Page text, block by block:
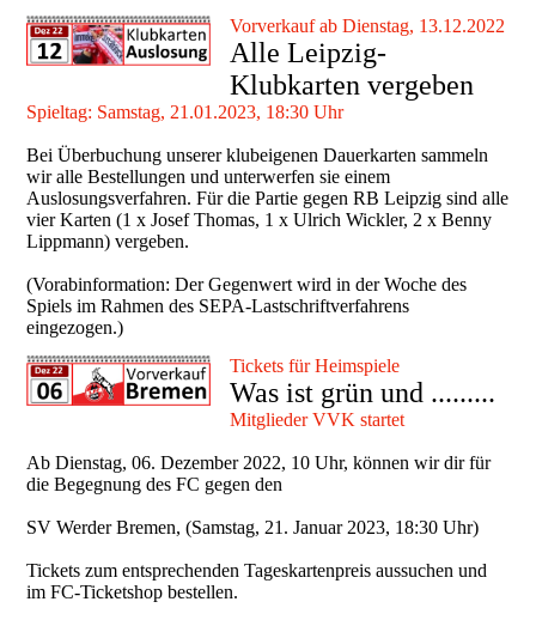
Vorverkauf ab Dienstag, 13.12.2022
Alle Leipzig-
Klubkarten vergeben
Spieltag: Samstag, 21.01.2023, 18:30 Uhr
Bei Überbuchung unserer klubeigenen Dauerkarten sammeln
wir alle Bestellungen und unterwerfen sie einem
Auslosungsverfahren. Für die Partie gegen RB Leipzig sind alle
vier Karten (1 x Josef Thomas, 1 x Ulrich Wickler, 2 x Benny
Lippmann) vergeben.
(Vorabinformation: Der Gegenwert wird in der Woche des
Spiels im Rahmen des SEPA-Lastschriftverfahrens
eingezogen.)
Tickets für Heimspiele
Was ist grün und .........
Mitglieder VVK startet
Ab Dienstag, 06. Dezember 2022, 10 Uhr, können wir dir für
die Begegnung des FC gegen den
SV Werder Bremen, (Samstag, 21. Januar 2023, 18:30 Uhr)
Tickets zum entsprechenden Tageskartenpreis aussuchen und
im FC-Ticketshop bestellen.